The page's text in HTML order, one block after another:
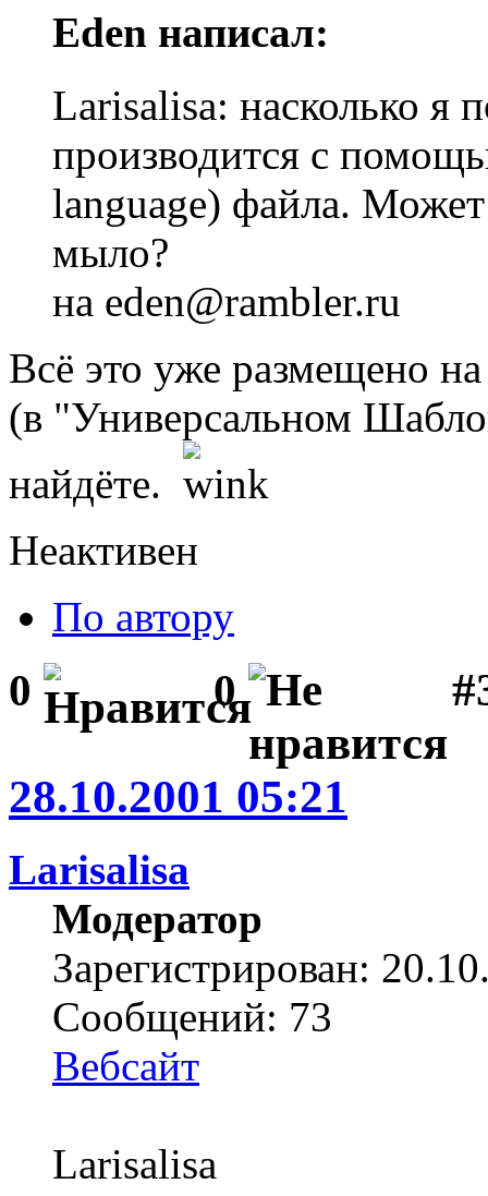
Eden написал:
Larisalisa: насколько я
производится с
language) файла.
мыло?
на eden@rambler.ru
Всё это уже размещено
(в "Универсальном
найдёте.
Неактивен
По автору
0 0
28.10.2001 05:21
Larisalisa
Модератор
Зарегистрирован:
Сообщений: 73
Вебсайт
Larisalisa